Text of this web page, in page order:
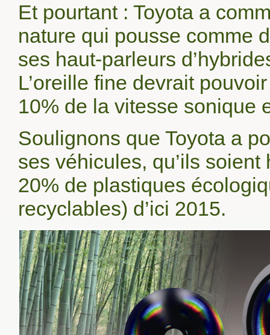
Et pourtant : Toyota a
nature qui pousse comme
ses haut-parleurs
L’oreille fine devrait
10% de la vitesse
Soulignons que Toyota a
ses véhicules, qu’ils
20% de plastiques
recyclables) d’ici 2015.